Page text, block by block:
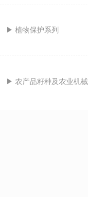
▶ 植物保护系列
▶ 农产品籽种及农业机械